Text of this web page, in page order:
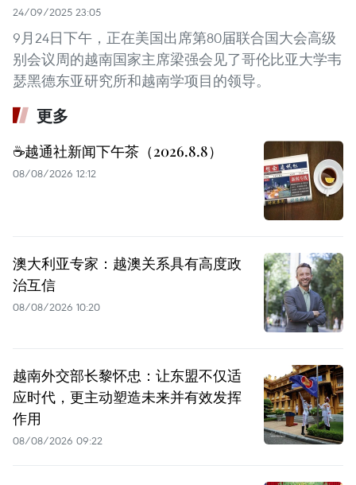
24/09/2025 23:05
9月24日下午，正在美国出席第80届联合国大会高级
别会议周的越南国家主席梁强会见了哥伦比亚大学韦
瑟黑德东亚研究所和越南学项目的领导。
更多
☕️越通社新闻下午茶（2026.8.8）
08/08/2026 12:12
澳大利亚专家：越澳关系具有高度政
治互信
08/08/2026 10:20
越南外交部长黎怀忠：让东盟不仅适
应时代，更主动塑造未来并有效发挥
作用
08/08/2026 09:22